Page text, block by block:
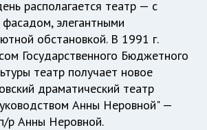
располагается театр — с
элегантными
обстановкой. В 1991 г.
Государственного Бюджетного
театр получает новое
драматический театр
Анны Неровной" —
р Анны Неровной.